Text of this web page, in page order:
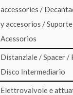
accessories /
y accesorios /
Acessorios
Distanziale / Spacer /
Disco Intermediario
Elettrovalvole e